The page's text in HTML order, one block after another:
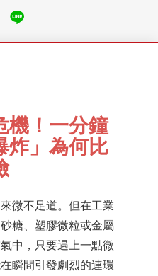
機！一分鐘
炸」為何比
微不足道。但在工業
糖、塑膠微粒或金屬
中，只要遇上一點微
瞬間引發劇烈的連環